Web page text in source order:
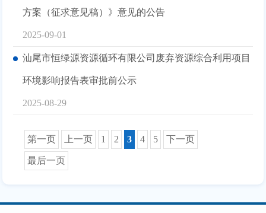
方案（征求意见稿）》意见的公告
2025-09-01
汕尾市恒绿源资源循环有限公司废弃资源综合利用项目
环境影响报告表审批前公示
2025-08-29
第一页 上一页 1 2 3 4 5 下一页
最后一页